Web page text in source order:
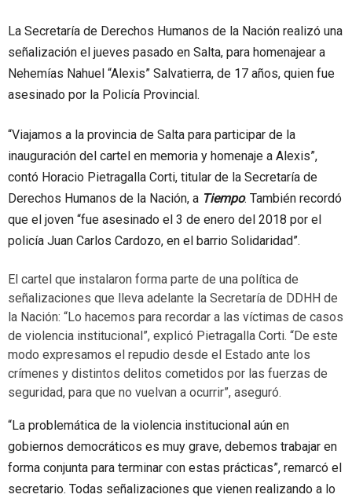
La Secretaría de Derechos Humanos de la Nación realizó una
señalización el jueves pasado en Salta, para homenajear a
Nehemías Nahuel “Alexis” Salvatierra, de 17 años, quien fue
asesinado por la Policía Provincial.
“Viajamos a la provincia de Salta para participar de la
inauguración del cartel en memoria y homenaje a Alexis”,
contó Horacio Pietragalla Corti, titular de la Secretaría de
Derechos Humanos de la Nación, a Tiempo. También recordó
que el joven “fue asesinado el 3 de enero del 2018 por el
policía Juan Carlos Cardozo, en el barrio Solidaridad”.
El cartel que instalaron forma parte de una política de
señalizaciones que lleva adelante la Secretaría de DDHH de
la Nación: “Lo hacemos para recordar a las víctimas de casos
de violencia institucional”, explicó Pietragalla Corti. “De este
modo expresamos el repudio desde el Estado ante los
crímenes y distintos delitos cometidos por las fuerzas de
seguridad, para que no vuelvan a ocurrir”, aseguró.
“La problemática de la violencia institucional aún en
gobiernos democráticos es muy grave, debemos trabajar en
forma conjunta para terminar con estas prácticas”, remarcó el
secretario. Todas señalizaciones que vienen realizando a lo